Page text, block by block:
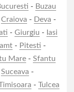
- Buzau
Craiova - Deva -
- Giurgiu - Iasi
- Pitesti -
Mare - Sfantu
Suceava -
- Tulcea